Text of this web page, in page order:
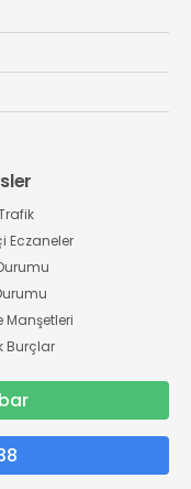
Eczaneler
Manşetleri
Burçlar